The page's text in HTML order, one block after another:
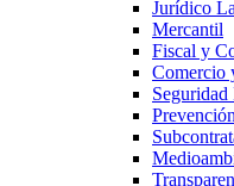
Jurídico
Mercantil
Fiscal y
Comercio
Seguridad